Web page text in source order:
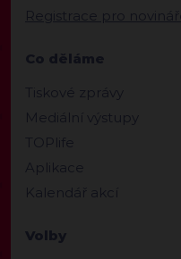
Registrace pro novináře
Co děláme
Tiskové zprávy
Mediální výstupy
TOPlife
Aplikace
Kalendář akcí
Volby